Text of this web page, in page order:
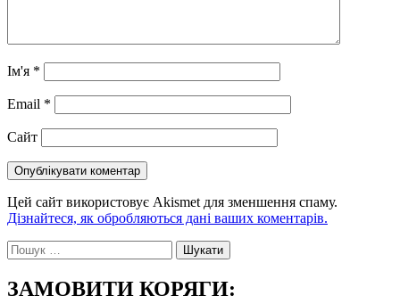
Ім'я *
Email *
Сайт
Цей сайт використовує Akismet для зменшення спаму.
Дізнайтеся, як обробляються дані ваших коментарів.
Пошук:
ЗАМОВИТИ КОРЯГИ: